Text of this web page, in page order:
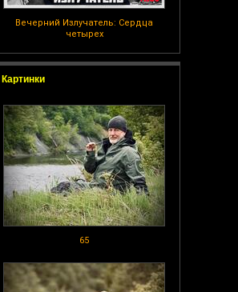
Вечерний Излучатель: Сердца
четырех
Картинки
65